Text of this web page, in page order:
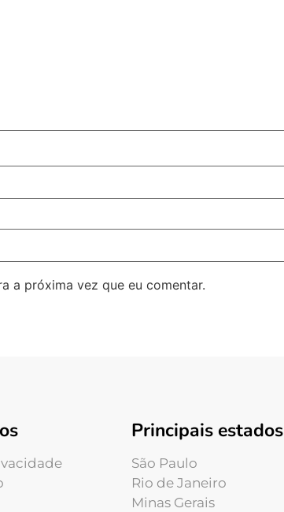
a próxima vez que eu comentar.
Principais estados
São Paulo
Rio de Janeiro
Minas Gerais